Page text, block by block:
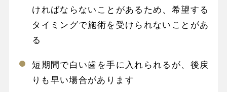
ければならないことがあるため、希望する
タイミングで施術を受けられないことがあ
る
短期間で白い歯を手に入れられるが、後戻
りも早い場合があります